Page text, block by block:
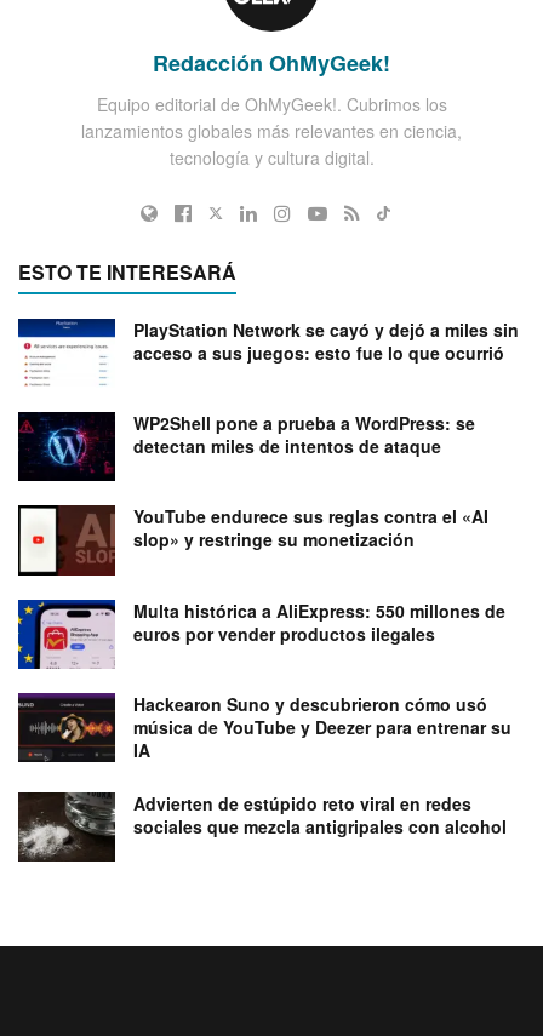
Redacción OhMyGeek!
Equipo editorial de OhMyGeek!. Cubrimos los
lanzamientos globales más relevantes en ciencia,
tecnología y cultura digital.
ESTO TE INTERESARÁ
PlayStation Network se cayó y dejó a miles sin
acceso a sus juegos: esto fue lo que ocurrió
WP2Shell pone a prueba a WordPress: se
detectan miles de intentos de ataque
YouTube endurece sus reglas contra el «AI
slop» y restringe su monetización
Multa histórica a AliExpress: 550 millones de
euros por vender productos ilegales
Hackearon Suno y descubrieron cómo usó
música de YouTube y Deezer para entrenar su
IA
Advierten de estúpido reto viral en redes
sociales que mezcla antigripales con alcohol